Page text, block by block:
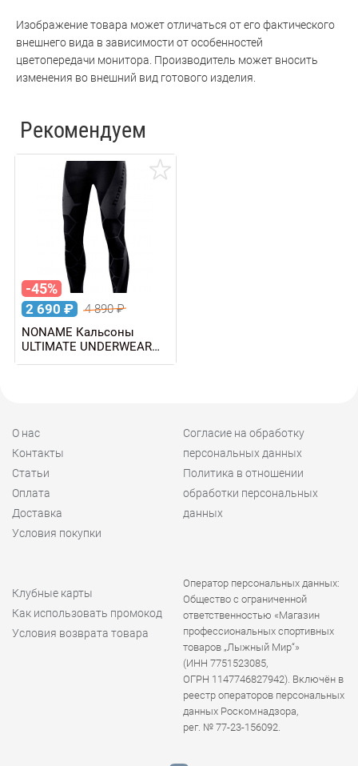
Изображение товара может отличаться от его фактического
внешнего вида в зависимости от особенностей
цветопередачи монитора. Производитель может вносить
изменения во внешний вид готового изделия.
Рекомендуем
-45%
2 690 ₽ 4 890₽
NONAME Кальсоны
ULTIMATE UNDERWEAR
PANTS унисекс
О нас
Контакты
Статьи
Оплата
Доставка
Условия покупки
Согласие на обработку
персональных данных
Политика в отношении
обработки персональных
данных
Клубные карты
Как использовать промокод
Условия возврата товара
Оператор персональных данных:
Общество с ограниченной
ответственностью «Магазин
профессиональных спортивных
товаров „Лыжный Мир“»
(ИНН 7751523085,
ОГРН 1147746827942). Включён в
реестр операторов персональных
данных Роскомнадзора,
рег. № 77-23-156092.